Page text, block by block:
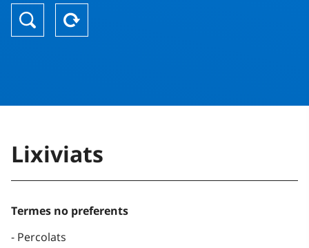
Lixiviats
Termes no preferents
Percolats